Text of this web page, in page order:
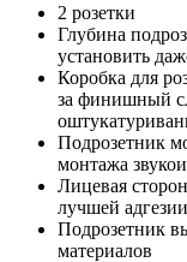
2 розетки
Глубина
установить
Коробка для
за финишный
Подрозетник
монтажа
Лицевая
лучшей
Подрозетник
материалов